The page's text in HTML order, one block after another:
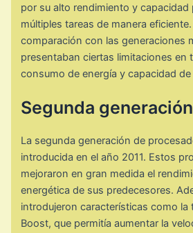
por su alto rendimiento y capacidad
múltiples tareas de manera
comparación con las generaciones
presentaban ciertas limitaciones en
consumo de energía y capacidad
Segunda generación
La segunda generación de
introducida en el año 2011. Estos
mejoraron en gran medida el
energética de sus predecesores.
introdujeron características como la
Boost, que permitía aumentar la